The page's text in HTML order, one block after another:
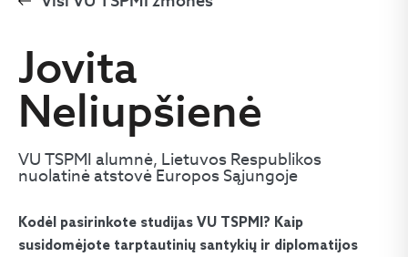
Jovita
Neliupšienė
VU TSPMI alumnė, Lietuvos Respublikos
nuolatinė atstovė Europos Sąjungoje
Kodėl pasirinkote studijas VU TSPMI? Kaip
susidomėjote tarptautinių santykių ir diplomatijos